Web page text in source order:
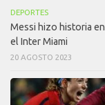
DEPORTES
Messi hizo historia
el Inter Miami
20 AGOSTO 2023